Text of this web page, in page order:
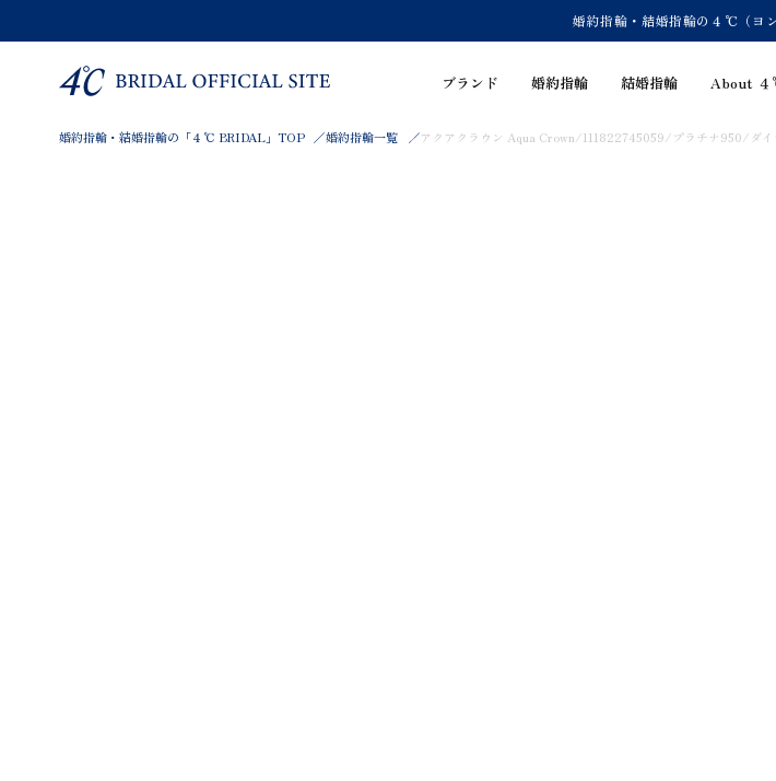
婚約指輪・結婚指輪の４℃（ヨ
ブランド 婚約指輪 結婚指輪 About
婚約指輪・結婚指輪の「４℃ BRIDAL」TOP 婚約指輪一覧 アクアクラウン Aqua Crown/111822745059/プラチナ950/ダ